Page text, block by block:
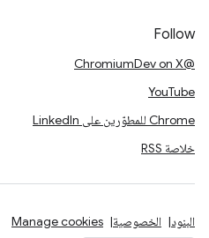
Follow
@ChromiumDev on X
YouTube
Chrome للمطوّرين على LinkedIn
خلاصة RSS
البنود الخصوصية Manage cookies